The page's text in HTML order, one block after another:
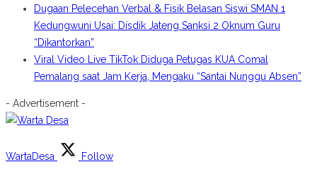
Dugaan Pelecehan Verbal & Fisik Belasan Siswi SMAN 1
Kedungwuni Usai: Disdik Jateng Sanksi 2 Oknum Guru
“Dikantorkan”
Viral Video Live TikTok Diduga Petugas KUA Comal
Pemalang saat Jam Kerja, Mengaku “Santai Nunggu Absen”
- Advertisement -
WartaDesa Follow